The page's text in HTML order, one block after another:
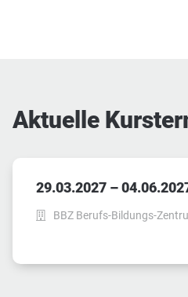
Aktuelle
29.03.2027 –
BBZ Berufs-Bildungs-